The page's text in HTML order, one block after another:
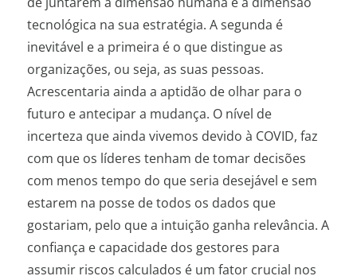
tecnológica na sua estratégia. A segunda é
inevitável e a primeira é o que distingue as
organizações, ou seja, as suas pessoas.
Acrescentaria ainda a aptidão de olhar para o
futuro e antecipar a mudança. O nível de
incerteza que ainda vivemos devido à COVID, faz
com que os líderes tenham de tomar decisões
com menos tempo do que seria desejável e sem
estarem na posse de todos os dados que
gostariam, pelo que a intuição ganha relevância. A
confiança e capacidade dos gestores para
assumir riscos calculados é um fator crucial nos